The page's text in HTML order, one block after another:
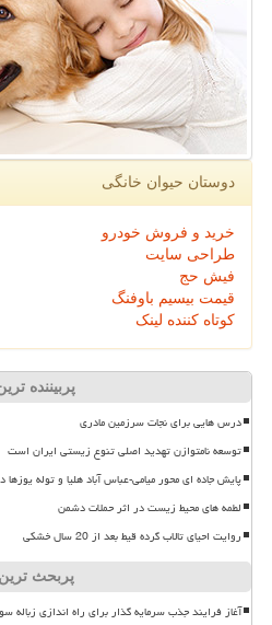
دوستان حیوان خانگی
خرید و فروش خودرو
طراحی سایت
فیش حج
قیمت بیسیم باوفنگ
کوتاه کننده لینک
پربیننده
درس هایی برای نجات سرزمین مادری
توسعه نامتوازن تهدید اصلی تنوع زیستی ایران است
پایش جاده ای محور میامی-عباس آباد هلیا و توله
لطمه های محیط زیست در اثر حملات دشمن
روایت احیای تالاب گرده قیط بعد از 20 سال خشکی
پربحث
آغاز فرایند جذب سرمایه گذار برای راه اندازی زباله سوز ۳۰۰ تنی